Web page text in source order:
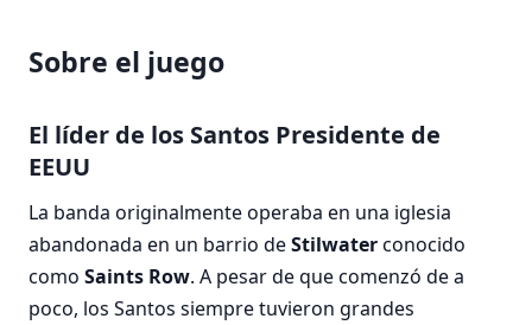
Sobre el juego
El líder de los Santos Presidente de
EEUU
La banda originalmente operaba en una iglesia
abandonada en un barrio deStilwaterconocido
como Saints Row. A pesar de que comenzó de a
poco, los Santos siempre tuvieron grandes